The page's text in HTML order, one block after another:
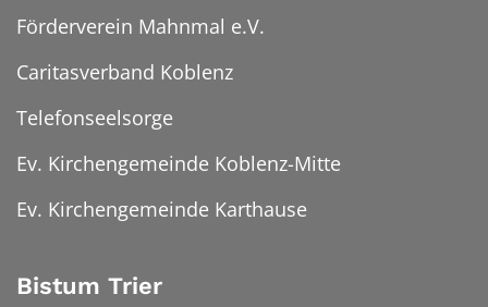
Förderverein Mahnmal e.V.
Caritasverband Koblenz
Telefonseelsorge
Ev. Kirchengemeinde Koblenz-Mitte
Ev. Kirchengemeinde Karthause
Bistum Trier